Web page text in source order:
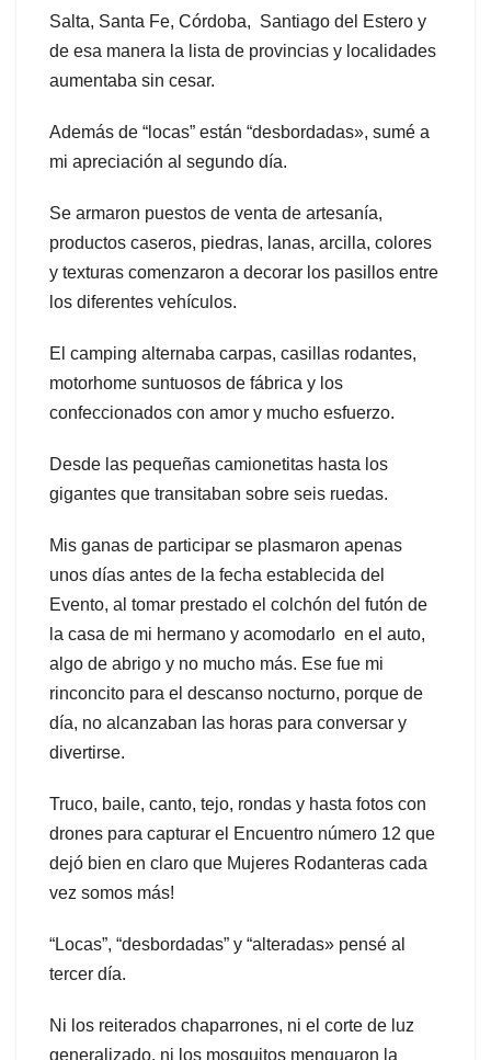
Salta, Santa Fe, Córdoba, Santiago del Estero y
de esa manera la lista de provincias y localidades
aumentaba sin cesar.
Además de “locas” están “desbordadas», sumé a
mi apreciación al segundo día.
Se armaron puestos de venta de artesanía,
productos caseros, piedras, lanas, arcilla, colores
y texturas comenzaron a decorar los pasillos entre
los diferentes vehículos.
El camping alternaba carpas, casillas rodantes,
motorhome suntuosos de fábrica y los
confeccionados con amor y mucho esfuerzo.
Desde las pequeñas camionetitas hasta los
gigantes que transitaban sobre seis ruedas.
Mis ganas de participar se plasmaron apenas
unos días antes de la fecha establecida del
Evento, al tomar prestado el colchón del futón de
la casa de mi hermano y acomodarlo en el auto,
algo de abrigo y no mucho más. Ese fue mi
rinconcito para el descanso nocturno, porque de
día, no alcanzaban las horas para conversar y
divertirse.
Truco, baile, canto, tejo, rondas y hasta fotos con
drones para capturar el Encuentro número 12 que
dejó bien en claro que Mujeres Rodanteras cada
vez somos más!
“Locas”, “desbordadas” y “alteradas» pensé al
tercer día.
Ni los reiterados chaparrones, ni el corte de luz
generalizado, ni los mosquitos menguaron la